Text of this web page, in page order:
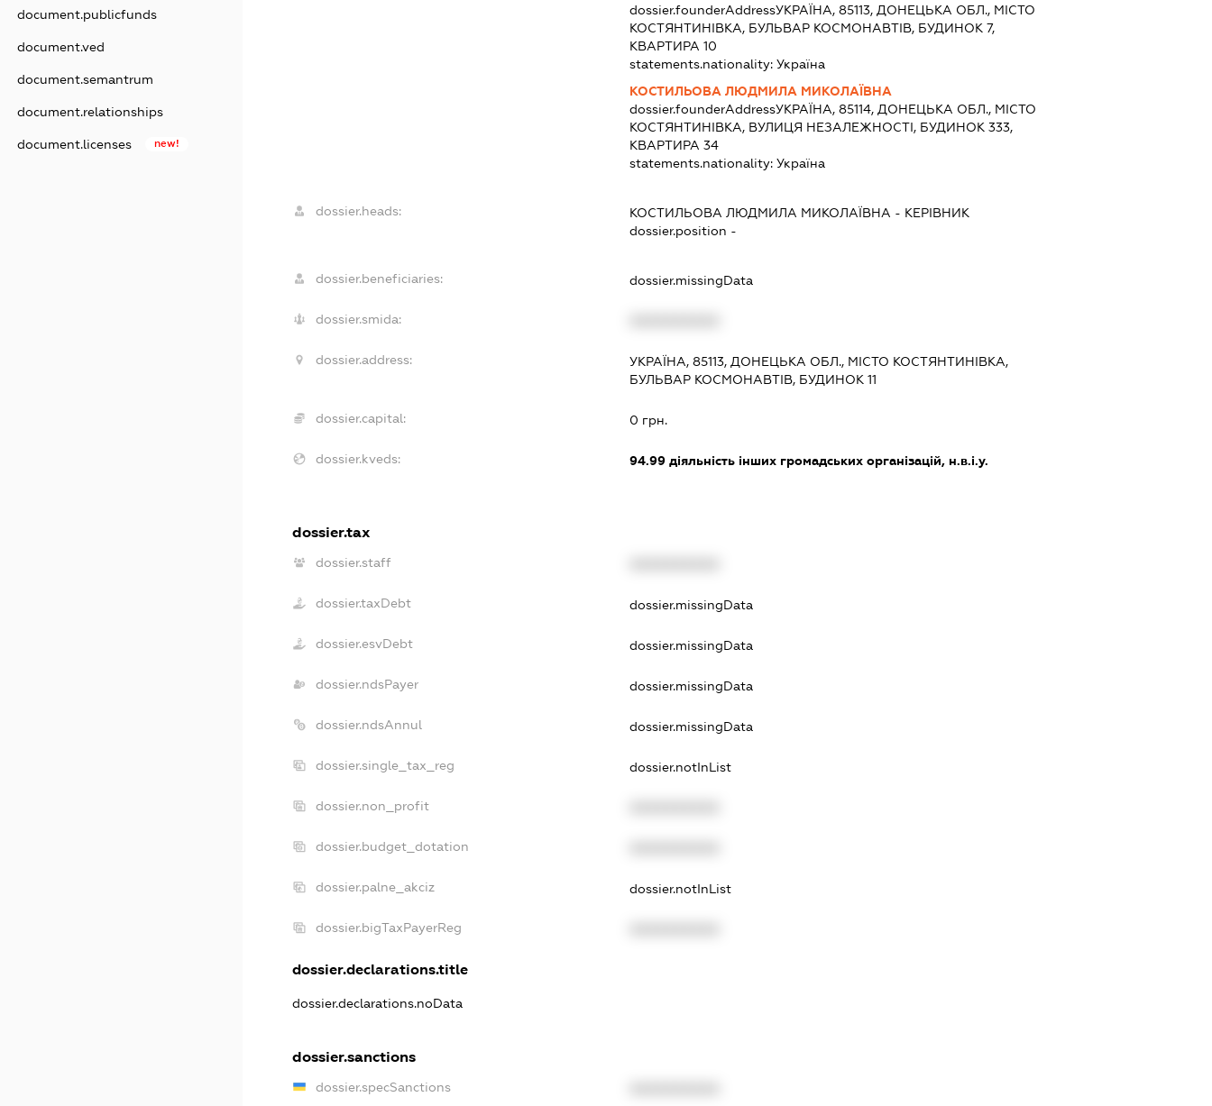
document.publicfunds
document.ved
document.semantrum
document.relationships
document.licenses new!
dossier.founderAddressУКРАЇНА, 85113, ДОНЕЦЬКА ОБЛ., МІСТО
КОСТЯНТИНІВКА, БУЛЬВАР КОСМОНАВТІВ, БУДИНОК 7,
КВАРТИРА 10
statements.nationality: Україна
КОСТИЛЬОВА ЛЮДМИЛА МИКОЛАЇВНА
dossier.founderAddressУКРАЇНА, 85114, ДОНЕЦЬКА ОБЛ., МІСТО
КОСТЯНТИНІВКА, ВУЛИЦЯ НЕЗАЛЕЖНОСТІ, БУДИНОК 333,
КВАРТИРА 34
statements.nationality: Україна
dossier.heads: КОСТИЛЬОВА ЛЮДМИЛА МИКОЛАЇВНА - КЕРІВНИК
dossier.position -
dossier.beneficiaries: dossier.missingData
dossier.smida:
dossier.address:
УКРАЇНА, 85113, ДОНЕЦЬКА ОБЛ., МІСТО КОСТЯНТИНІВКА,
БУЛЬВАР КОСМОНАВТІВ, БУДИНОК 11
dossier.capital: 0 грн.
dossier.kveds: 94.99діяльність інших громадських організацій, н.в.і.у.
dossier.tax
dossier.staff
dossier.taxDebt dossier.missingData
dossier.esvDebt dossier.missingData
dossier.ndsPayer dossier.missingData
dossier.ndsAnnul dossier.missingData
dossier.single_tax_reg dossier.notInList
dossier.non_profit
dossier.budget_dotation
dossier.palne_akciz dossier.notInList
dossier.bigTaxPayerReg
dossier.declarations.title
dossier.declarations.noData
dossier.sanctions
dossier.specSanctions